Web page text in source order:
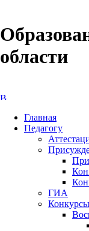
области
Главная
Педагогу
ГИА
Конкурсы